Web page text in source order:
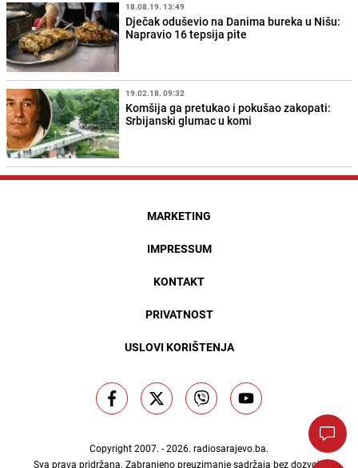
18.08.19. 13:49
Dječak oduševio na Danima bureka u Nišu:
Napravio 16 tepsija pite
19.02.18. 09:32
Komšija ga pretukao i pokušao zakopati:
Srbijanski glumac u komi
MARKETING
IMPRESSUM
KONTAKT
PRIVATNOST
USLOVI KORIŠTENJA
Copyright 2007. - 2026. radiosarajevo.ba.
Sva prava pridržana. Zabranjeno preuzimanje sadržaja bez dozvole